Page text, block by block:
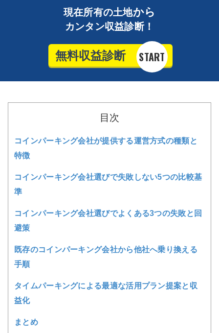
現在所有の土地から
カンタン収益診断！
目次
コインパーキング会社が提供する運営方式の種類と
特徴
コインパーキング会社選びで失敗しない5つの比較基
準
コインパーキング会社選びでよくある3つの失敗と回
避策
既存のコインパーキング会社から他社へ乗り換える
手順
タイムパーキングによる最適な活用プラン提案と収
益化
まとめ